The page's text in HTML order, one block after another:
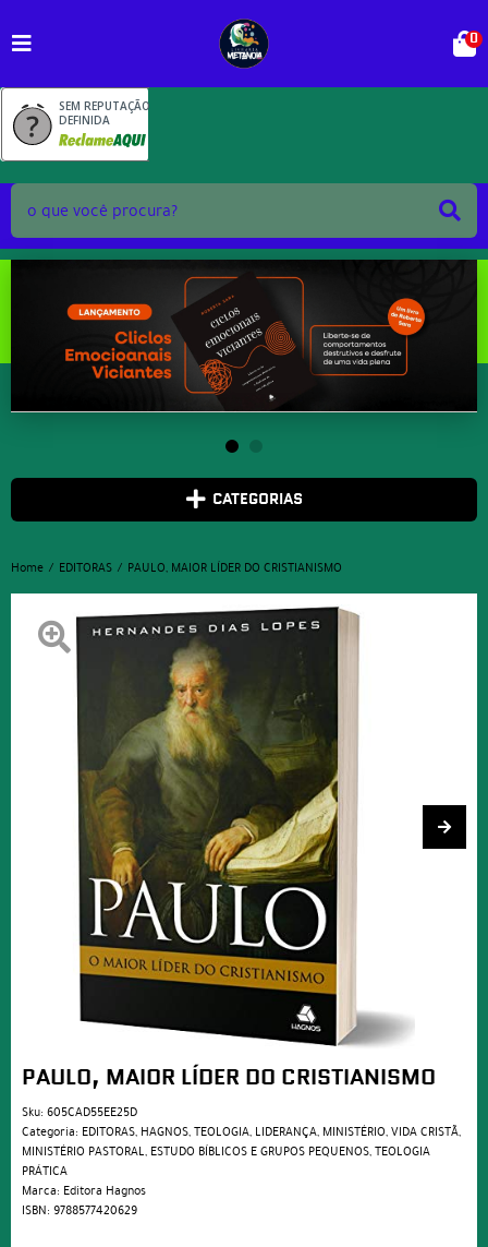
SEM REPUTAÇÃO
DEFINIDA
0
CATEGORIAS
Home EDITORAS PAULO, MAIOR LÍDER DO CRISTIANISMO
PAULO, MAIOR LÍDER DO CRISTIANISMO
Sku: 605CAD55EE25D
Categoria: EDITORAS, HAGNOS,TEOLOGIA, LIDERANÇA, MINISTÉRIO,VIDA CRISTÃ,
MINISTÉRIO PASTORAL, ESTUDO BÍBLICOS E GRUPOS PEQUENOS,TEOLOGIA
PRÁTICA
Marca: Editora Hagnos
ISBN: 9788577420629